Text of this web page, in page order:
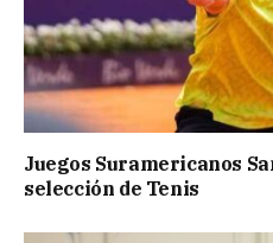
Juegos Suramericanos
selección de Tenis